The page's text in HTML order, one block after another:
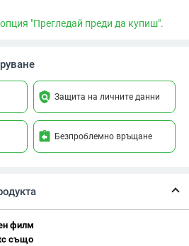
"Прегледай преди да купиш".
policy Защита на личните данни
assignment_return Безпроблемно връщане
филм
също